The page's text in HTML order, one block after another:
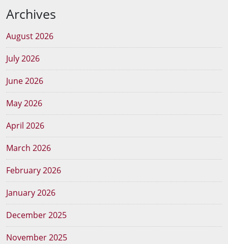
Archives
August 2026
July 2026
June 2026
May 2026
April 2026
March 2026
February 2026
January 2026
December 2025
November 2025